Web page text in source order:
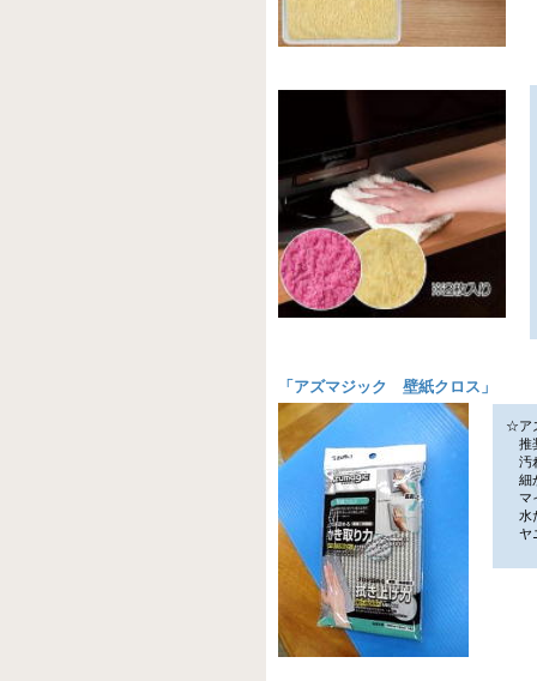
「 アズマジック 壁紙クロス 」
☆ア
推
汚
細
マ
水
ヤ